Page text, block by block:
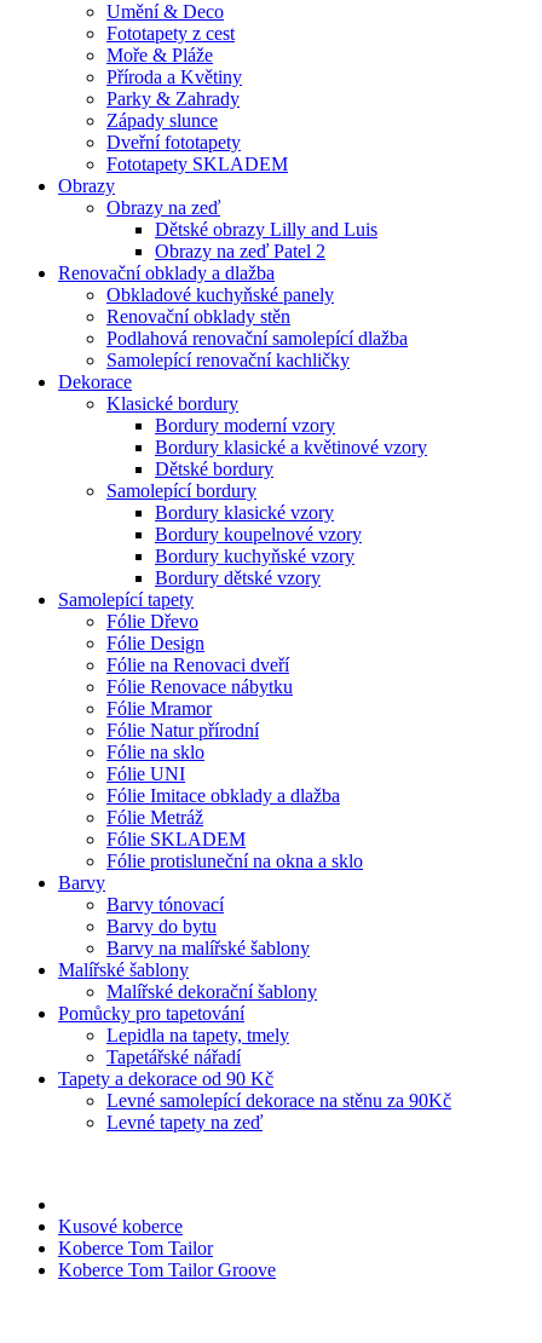
Umění & Deco
Fototapety z cest
Moře & Pláže
Příroda a Květiny
Parky & Zahrady
Západy slunce
Dveřní fototapety
Fototapety SKLADEM
Obrazy
Obrazy na zeď
Dětské obrazy Lilly and Luis
Obrazy na zeď Patel 2
Renovační obklady a dlažba
Obkladové kuchyňské panely
Renovační obklady stěn
Podlahová renovační samolepící dlažba
Samolepící renovační kachličky
Dekorace
Klasické bordury
Bordury moderní vzory
Bordury klasické a květinové vzory
Dětské bordury
Samolepící bordury
Bordury klasické vzory
Bordury koupelnové vzory
Bordury kuchyňské vzory
Bordury dětské vzory
Samolepící tapety
Fólie Dřevo
Fólie Design
Fólie na Renovaci dveří
Fólie Renovace nábytku
Fólie Mramor
Fólie Natur přírodní
Fólie na sklo
Fólie UNI
Fólie Imitace obklady a dlažba
Fólie Metráž
Fólie SKLADEM
Fólie protisluneční na okna a sklo
Barvy
Barvy tónovací
Barvy do bytu
Barvy na malířské šablony
Malířské šablony
Malířské dekorační šablony
Pomůcky pro tapetování
Lepidla na tapety, tmely
Tapetářské nářadí
Tapety a dekorace od 90 Kč
Levné samolepící dekorace na stěnu za 90Kč
Levné tapety na zeď
Kusové koberce
Koberce Tom Tailor
Koberce Tom Tailor Groove